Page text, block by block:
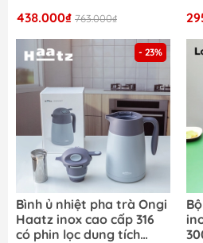
438.000₫ 763.000₫
- 23%
Bình ủ nhiệt pha trà Ongi
Haatz inox cao cấp 316
có phin lọc dung tích